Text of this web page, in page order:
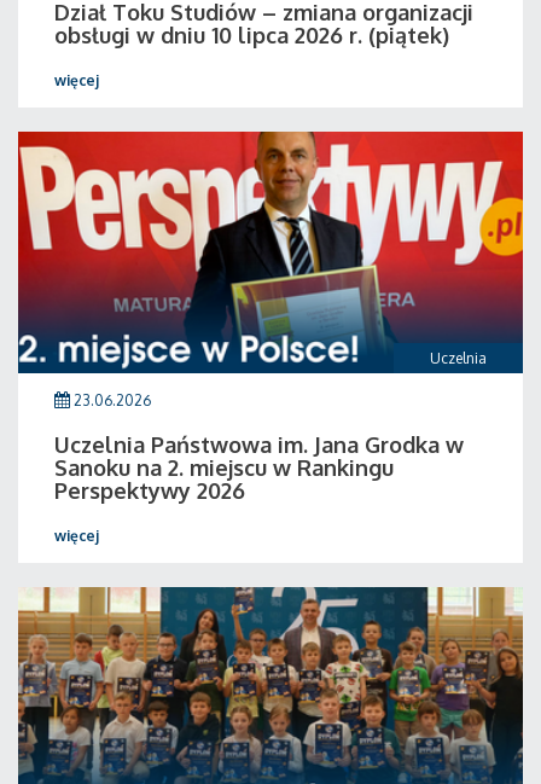
Dział Toku Studiów – zmiana organizacji
obsługi w dniu 10 lipca 2026 r. (piątek)
więcej
Uczelnia
23.06.2026
Uczelnia Państwowa im. Jana Grodka w
Sanoku na 2. miejscu w Rankingu
Perspektywy 2026
więcej